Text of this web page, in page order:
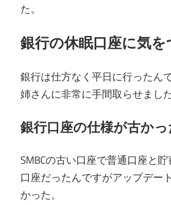
た。
銀行の休眠口座に気を
銀行は仕方なく平日に行ったん
姉さんに非常に手間取らせました
銀行口座の仕様が古か
SMBCの古い口座で普通口座と
口座だったんですがアップデー
かった。